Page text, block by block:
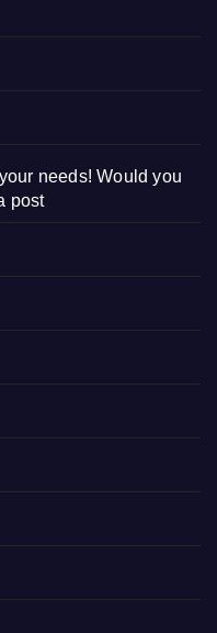
needs! Would you
post